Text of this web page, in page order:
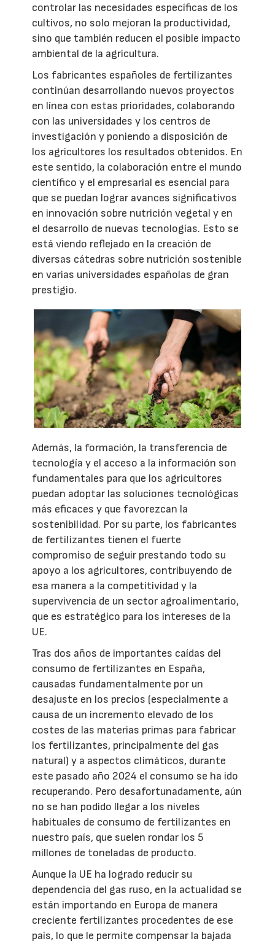
controlar las necesidades específicas de los
cultivos, no solo mejoran la productividad,
sino que también reducen el posible impacto
ambiental de la agricultura.
Los fabricantes españoles de fertilizantes
continúan desarrollando nuevos proyectos
en línea con estas prioridades, colaborando
con las universidades y los centros de
investigación y poniendo a disposición de
los agricultores los resultados obtenidos. En
este sentido, la colaboración entre el mundo
científico y el empresarial es esencial para
que se puedan lograr avances significativos
en innovación sobre nutrición vegetal y en
el desarrollo de nuevas tecnologías. Esto se
está viendo reflejado en la creación de
diversas cátedras sobre nutrición sostenible
en varias universidades españolas de gran
prestigio.
Además, la formación, la transferencia de
tecnología y el acceso a la información son
fundamentales para que los agricultores
puedan adoptar las soluciones tecnológicas
más eficaces y que favorezcan la
sostenibilidad. Por su parte, los fabricantes
de fertilizantes tienen el fuerte
compromiso de seguir prestando todo su
apoyo a los agricultores, contribuyendo de
esa manera a la competitividad y la
supervivencia de un sector agroalimentario,
que es estratégico para los intereses de la
UE.
Tras dos años de importantes caídas del
consumo de fertilizantes en España,
causadas fundamentalmente por un
desajuste en los precios (especialmente a
causa de un incremento elevado de los
costes de las materias primas para fabricar
los fertilizantes, principalmente del gas
natural) y a aspectos climáticos, durante
este pasado año 2024 el consumo se ha ido
recuperando. Pero desafortunadamente, aún
no se han podido llegar a los niveles
habituales de consumo de fertilizantes en
nuestro país, que suelen rondar los 5
millones de toneladas de producto.
Aunque la UE ha logrado reducir su
dependencia del gas ruso, en la actualidad se
están importando en Europa de manera
creciente fertilizantes procedentes de ese
país, lo que le permite compensar la bajada